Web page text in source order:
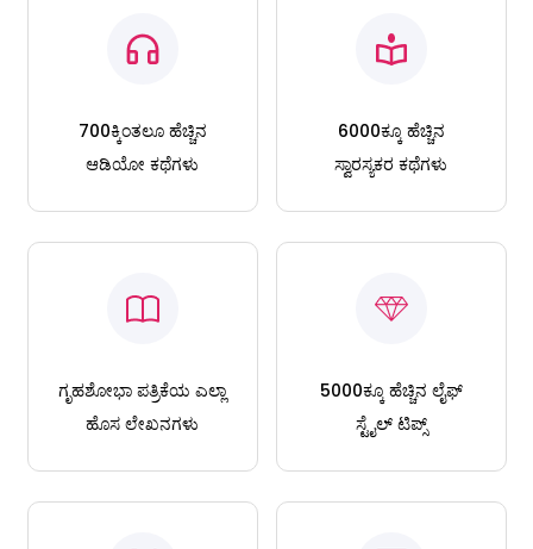
700ಕ್ಕಿಂತಲೂ ಹೆಚ್ಚಿನ
ಆಡಿಯೋ ಕಥೆಗಳು
6000ಕ್ಕೂ ಹೆಚ್ಚಿನ
ಸ್ವಾರಸ್ಯಕರ ಕಥೆಗಳು
ಗೃಹಶೋಭಾ ಪತ್ರಿಕೆಯ ಎಲ್ಲಾ
ಹೊಸ ಲೇಖನಗಳು
5000ಕ್ಕೂ ಹೆಚ್ಚಿನ ಲೈಫ್
ಸ್ಟೈಲ್ ಟಿಪ್ಸ್